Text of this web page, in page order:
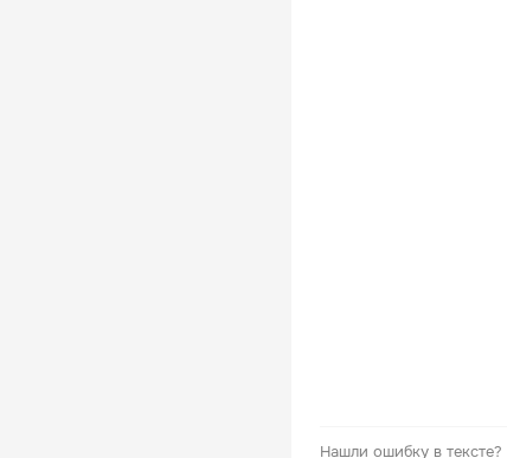
Нашли ошибку в тексте?